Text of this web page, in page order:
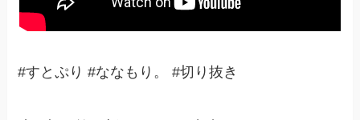
#すとぷり #ななもり。 #切り抜き